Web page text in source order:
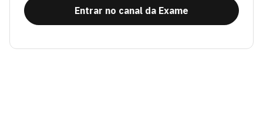
Entrar no canal da Exame